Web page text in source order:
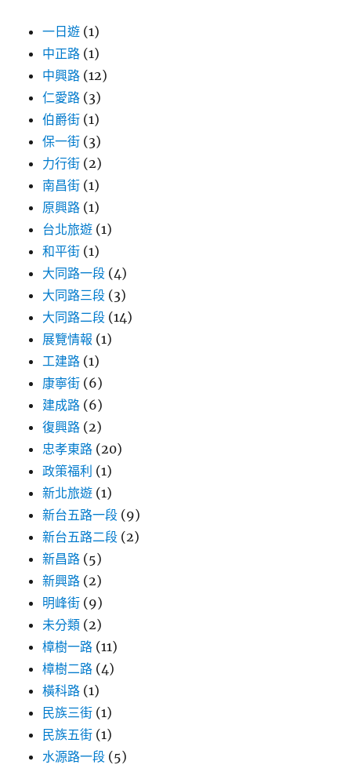
一日遊 (1)
中正路 (1)
中興路 (12)
仁愛路 (3)
伯爵街 (1)
保一街 (3)
力行街 (2)
南昌街 (1)
原興路 (1)
台北旅遊 (1)
和平街 (1)
大同路一段 (4)
大同路三段 (3)
大同路二段 (14)
展覽情報 (1)
工建路 (1)
康寧街 (6)
建成路 (6)
復興路 (2)
忠孝東路 (20)
政策福利 (1)
新北旅遊 (1)
新台五路一段 (9)
新台五路二段 (2)
新昌路 (5)
新興路 (2)
明峰街 (9)
未分類 (2)
樟樹一路 (11)
樟樹二路 (4)
橫科路 (1)
民族三街 (1)
民族五街 (1)
水源路一段 (5)